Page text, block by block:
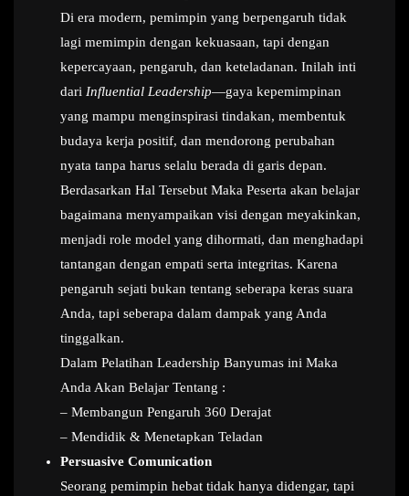
Di era modern, pemimpin yang berpengaruh tidak
lagi memimpin dengan kekuasaan, tapi dengan
kepercayaan, pengaruh, dan keteladanan. Inilah inti
dari Influential Leadership—gaya kepemimpinan
yang mampu menginspirasi tindakan, membentuk
budaya kerja positif, dan mendorong perubahan
nyata tanpa harus selalu berada di garis depan.
Berdasarkan Hal Tersebut Maka Peserta akan belajar
bagaimana menyampaikan visi dengan meyakinkan,
menjadi role model yang dihormati, dan menghadapi
tantangan dengan empati serta integritas. Karena
pengaruh sejati bukan tentang seberapa keras suara
Anda, tapi seberapa dalam dampak yang Anda
tinggalkan.
Dalam Pelatihan Leadership Banyumas ini Maka
Anda Akan Belajar Tentang :
– Membangun Pengaruh 360 Derajat
– Mendidik & Menetapkan Teladan
Persuasive Comunication
Seorang pemimpin hebat tidak hanya didengar, tapi